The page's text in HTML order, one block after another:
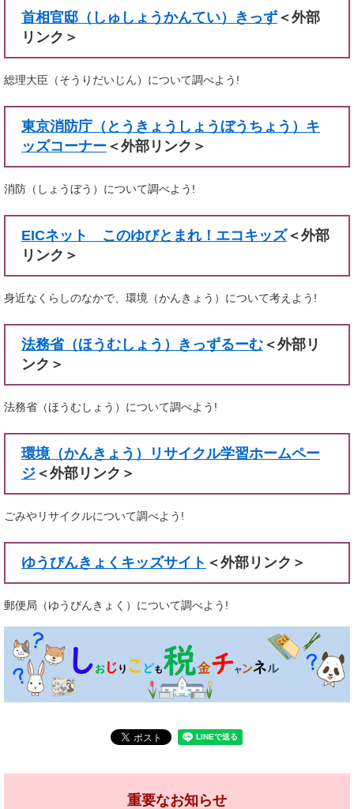
首相官邸（しゅしょうかんてい）きっず ＜外部
リンク＞
総理大臣（そうりだいじん）について調べよう!
東京消防庁（とうきょうしょうぼうちょう）キ
ッズコーナー ＜外部リンク＞
消防（しょうぼう）について調べよう!
EICネット このゆびとまれ！エコキッズ＜外部
リンク＞
身近なくらしのなかで、環境（かんきょう）について考えよう!
法務省（ほうむしょう）きっずるーむ ＜外部リ
ンク＞
法務省（ほうむしょう）について調べよう!
環境（かんきょう）リサイクル学習ホームペー
ジ ＜外部リンク＞
ごみやリサイクルについて調べよう!
ゆうびんきょくキッズサイト ＜外部リンク＞
郵便局（ゆうびんきょく）について調べよう!
重要なお知らせ